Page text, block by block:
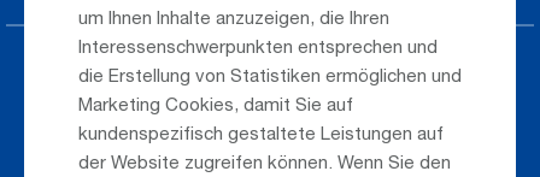
um Ihnen Inhalte anzuzeigen, die Ihren
Interessenschwerpunkten entsprechen und
die Erstellung von Statistiken ermöglichen und
Marketing Cookies, damit Sie auf
kundenspezifisch gestaltete Leistungen auf
der Website zugreifen können. Wenn Sie den
Parken am Airport
Öffentlicher Verkehr
Taxi & Shuttle Transfer